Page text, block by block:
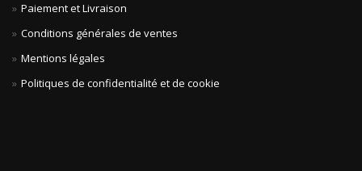
Paiement et Livraison
Conditions générales de ventes
Mentions légales
Politiques de confidentialité et de cookie